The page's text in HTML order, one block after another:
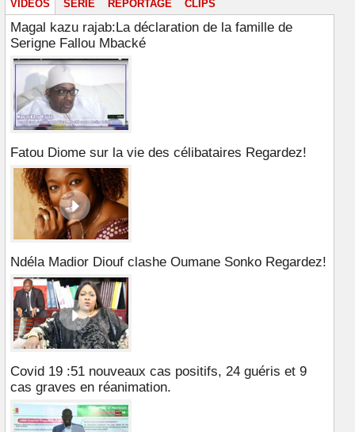
VIDÉOS SÉRIE REPORTAGE CLIPS
Magal kazu rajab:La déclaration de la famille de
Serigne Fallou Mbacké
Fatou Diome sur la vie des célibataires Regardez!
Ndéla Madior Diouf clashe Oumane Sonko Regardez!
Covid 19 :51 nouveaux cas positifs, 24 guéris et 9
cas graves en réanimation.